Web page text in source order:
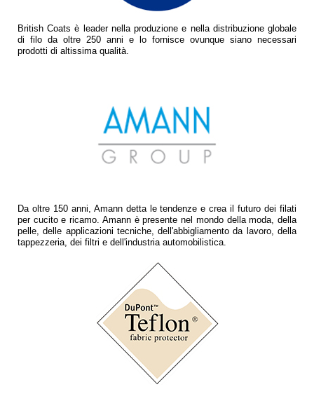
British Coats è leader nella produzione e nella distribuzione globale
di filo da oltre 250 anni e lo fornisce ovunque siano necessari
prodotti di altissima qualità.
Da oltre 150 anni, Amann detta le tendenze e crea il futuro dei filati
per cucito e ricamo. Amann è presente nel mondo della moda, della
pelle, delle applicazioni tecniche, dell'abbigliamento da lavoro, della
tappezzeria, dei filtri e dell'industria automobilistica.